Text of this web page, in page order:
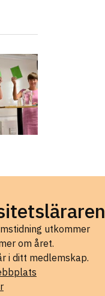
utkommer
om året.
i ditt medlemskap.